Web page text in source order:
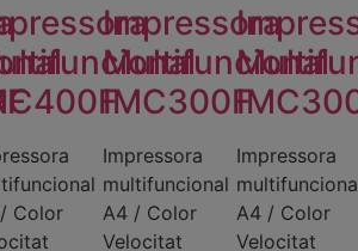
Color
Impressora
Multifuncional
IMC300F
Impressora
multifuncional
A4 / Color
Velocitat
Impressora
A4 / Color
Velocitat